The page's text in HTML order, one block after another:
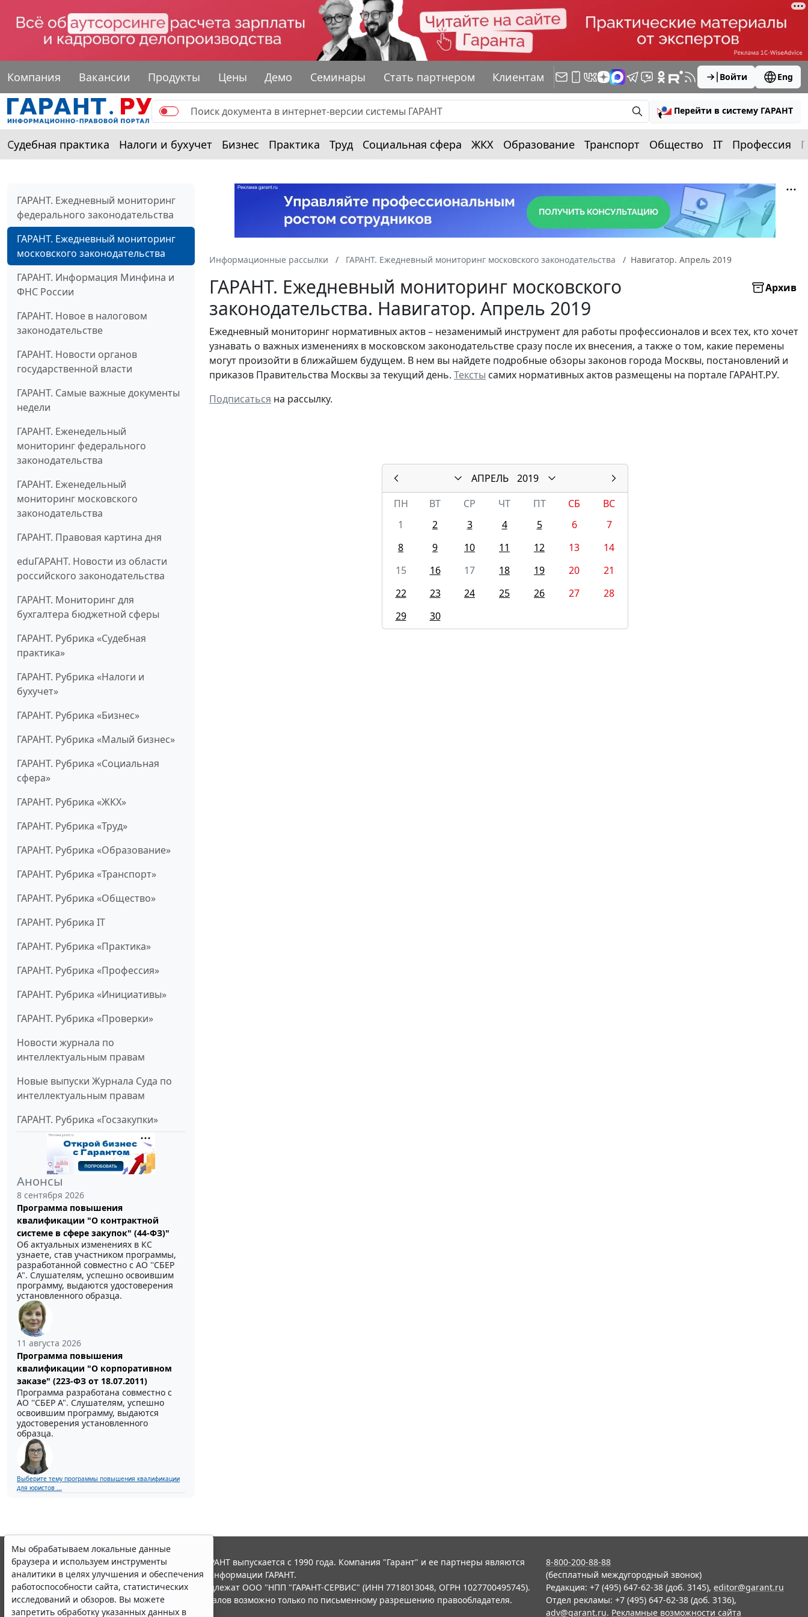
Компания Вакансии Продукты Цены Демо Семинары Стать партнером Клиентам Войти Eng
Перейти в систему ГАРАНТ
Судебная практика Налоги и бухучет Бизнес Практика Труд Социальная сфера ЖКХ Образование Транспорт Общество IT Профессия
ГАРАНТ. Ежедневный мониторинг
федерального законодательства
ГАРАНТ. Ежедневный мониторинг
московского законодательства
ГАРАНТ. Информация Минфина и
ФНС России
ГАРАНТ. Новое в налоговом
законодательстве
ГАРАНТ. Новости органов
государственной власти
ГАРАНТ. Самые важные документы
недели
ГАРАНТ. Еженедельный
мониторинг федерального
законодательства
ГАРАНТ. Еженедельный
мониторинг московского
законодательства
ГАРАНТ. Правовая картина дня
eduГАРАНТ. Новости из области
российского законодательства
ГАРАНТ. Мониторинг для
бухгалтера бюджетной сферы
ГАРАНТ. Рубрика «Судебная
практика»
ГАРАНТ. Рубрика «Налоги и
бухучет»
ГАРАНТ. Рубрика «Бизнес»
ГАРАНТ. Рубрика «Малый бизнес»
ГАРАНТ. Рубрика «Социальная
сфера»
ГАРАНТ. Рубрика «ЖКХ»
ГАРАНТ. Рубрика «Труд»
ГАРАНТ. Рубрика «Образование»
ГАРАНТ. Рубрика «Транспорт»
ГАРАНТ. Рубрика «Общество»
ГАРАНТ. Рубрика IT
ГАРАНТ. Рубрика «Практика»
ГАРАНТ. Рубрика «Профессия»
ГАРАНТ. Рубрика «Инициативы»
ГАРАНТ. Рубрика «Проверки»
Новости журнала по
интеллектуальным правам
Новые выпуски Журнала Суда по
интеллектуальным правам
ГАРАНТ. Рубрика «Госзакупки»
Анонсы
8 сентября 2026
Программа повышения
квалификации "О контрактной
системе в сфере закупок" (44-ФЗ)"
Об актуальных изменениях в КС
узнаете, став участником программы,
разработанной совместно с АО ''СБЕР
А". Слушателям, успешно освоившим
программу, выдаются удостоверения
установленного образца.
11 августа 2026
Программа повышения
квалификации "О корпоративном
заказе" (223-ФЗ от 18.07.2011)
Программа разработана совместно с
АО ''СБЕР А". Слушателям, успешно
освоившим программу, выдаются
удостоверения установленного
образца.
Выберите тему программы повышения квалификации
для юристов ...
Информационные рассылки ГАРАНТ. Ежедневный мониторинг московского законодательства Навигатор. Апрель 2019
ГАРАНТ. Ежедневный мониторинг московского
законодательства. Навигатор. Апрель 2019
Архив
Ежедневный мониторинг нормативных актов – незаменимый инструмент для работы профессионалов и всех тех, кто хочет
узнавать о важных изменениях в московском законодательстве сразу после их внесения, а также о том, какие перемены
могут произойти в ближайшем будущем. В нем вы найдете подробные обзоры законов города Москвы, постановлений и
приказов Правительства Москвы за текущий день. Тексты самих нормативных актов размещены на портале ГАРАНТ.РУ.
Подписаться на рассылку.
АПРЕЛЬ
2019
ПН
ВТ СР ЧТ ПТ СБ
ВС
1
2 3 4 5 6
7
8
9 10 11 12 13
14
15
16 17 18 19 20
21
22
23 24 25 26 27
28
29
30
Мы обрабатываем локальные данные
браузера и используем инструменты
аналитики в целях улучшения и обеспечения
работоспособности сайта, статистических
исследований и обзоров. Вы можете
запретить обработку указанных данных в
© ООО "НПП "ГАРАНТ-СЕРВИС", 2026. Система ГАРАНТ выпускается с 1990 года. Компания "Гарант" и ее партнеры являются
участниками Российской ассоциации правовой информации ГАРАНТ.
Все права на материалы сайта ГАРАНТ.РУ принадлежат ООО "НПП "ГАРАНТ-СЕРВИС" (ИНН 7718013048, ОГРН 1027700495745).
Полное или частичное воспроизведение материалов возможно только по письменному разрешению правообладателя.
Правила использования портала.
8-800-200-88-88
(бесплатный междугородный звонок)
Редакция: +7 (495) 647-62-38 (доб. 3145), editor@garant.ru
Отдел рекламы: +7 (495) 647-62-38 (доб. 3136),
adv@garant.ru. Рекламные возможности сайта